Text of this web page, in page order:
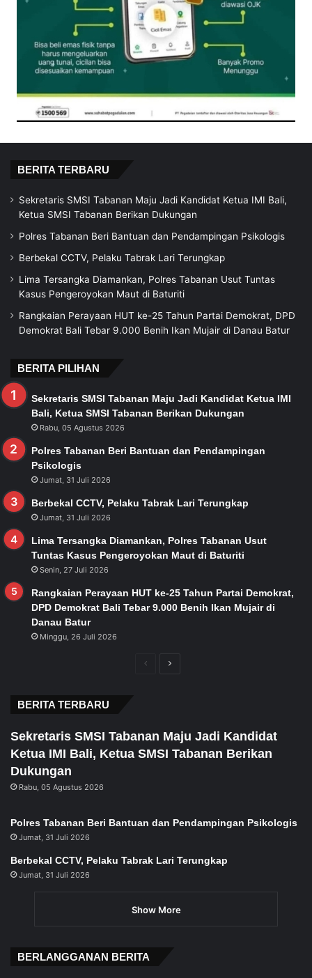
BERITA TERBARU
Sekretaris SMSI Tabanan Maju Jadi Kandidat Ketua IMI Bali,
Ketua SMSI Tabanan Berikan Dukungan
Polres Tabanan Beri Bantuan dan Pendampingan Psikologis
Berbekal CCTV, Pelaku Tabrak Lari Terungkap
Lima Tersangka Diamankan, Polres Tabanan Usut Tuntas
Kasus Pengeroyokan Maut di Baturiti
Rangkaian Perayaan HUT ke-25 Tahun Partai Demokrat, DPD
Demokrat Bali Tebar 9.000 Benih Ikan Mujair di Danau Batur
BERITA PILIHAN
Sekretaris SMSI Tabanan Maju Jadi Kandidat Ketua IMI
Bali, Ketua SMSI Tabanan Berikan Dukungan
Rabu, 05 Agustus 2026
Polres Tabanan Beri Bantuan dan Pendampingan
Psikologis
Jumat, 31 Juli 2026
Berbekal CCTV, Pelaku Tabrak Lari Terungkap
Jumat, 31 Juli 2026
Lima Tersangka Diamankan, Polres Tabanan Usut
Tuntas Kasus Pengeroyokan Maut di Baturiti
Senin, 27 Juli 2026
Rangkaian Perayaan HUT ke-25 Tahun Partai Demokrat,
DPD Demokrat Bali Tebar 9.000 Benih Ikan Mujair di
Danau Batur
Minggu, 26 Juli 2026
PreviousNext
BERITA TERBARU
Sekretaris SMSI Tabanan Maju Jadi Kandidat
Ketua IMI Bali, Ketua SMSI Tabanan Berikan
Dukungan
Rabu, 05 Agustus 2026
Polres Tabanan Beri Bantuan dan Pendampingan Psikologis
Jumat, 31 Juli 2026
Berbekal CCTV, Pelaku Tabrak Lari Terungkap
Jumat, 31 Juli 2026
Show More
BERLANGGANAN BERITA